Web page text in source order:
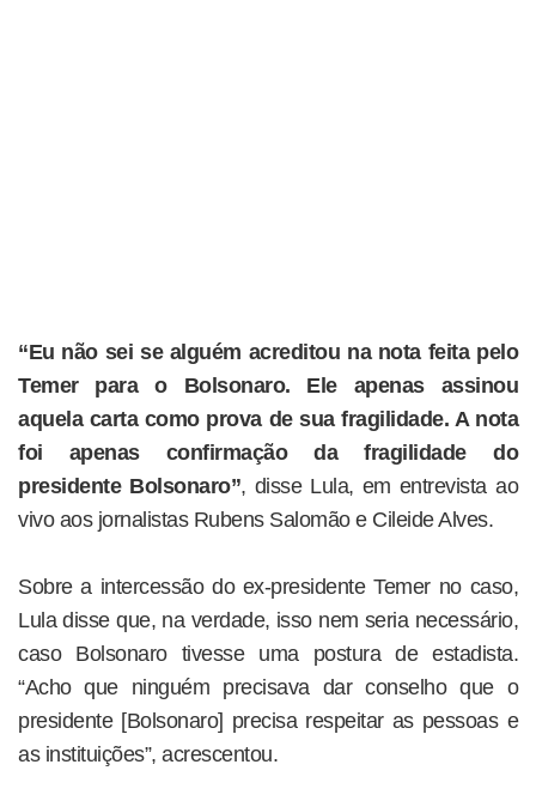
“Eu não sei se alguém acreditou na nota feita pelo
Temer para o Bolsonaro. Ele apenas assinou
aquela carta como prova de sua fragilidade. A nota
foi apenas confirmação da fragilidade do
presidente Bolsonaro”, disse Lula, em entrevista ao
vivo aos jornalistas Rubens Salomão e Cileide Alves.
Sobre a intercessão do ex-presidente Temer no caso,
Lula disse que, na verdade, isso nem seria necessário,
caso Bolsonaro tivesse uma postura de estadista.
“Acho que ninguém precisava dar conselho que o
presidente [Bolsonaro] precisa respeitar as pessoas e
as instituições”, acrescentou.